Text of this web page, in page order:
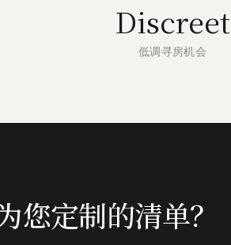
Discreet
低调寻房机会
您定制的清单？